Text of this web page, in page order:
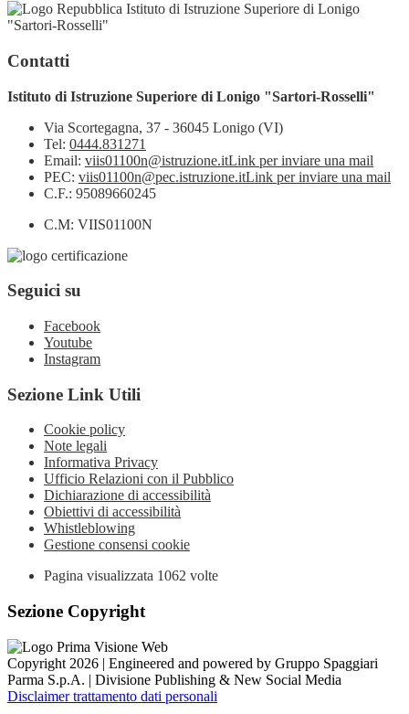
Istituto di Istruzione Superiore di Lonigo
"Sartori-Rosselli"
Contatti
Istituto di Istruzione Superiore di Lonigo "Sartori-Rosselli"
Via Scortegagna, 37 - 36045 Lonigo (VI)
Tel: 0444.831271
Email: viis01100n@istruzione.itLink per inviare una mail
PEC: viis01100n@pec.istruzione.itLink per inviare una mail
C.F.: 95089660245
C.M: VIIS01100N
Seguici su
Facebook
Youtube
Instagram
Sezione Link Utili
Cookie policy
Note legali
Informativa Privacy
Ufficio Relazioni con il Pubblico
Dichiarazione di accessibilità
Obiettivi di accessibilità
Whistleblowing
Gestione consensi cookie
Pagina visualizzata 1062 volte
Sezione Copyright
Copyright 2026 | Engineered and powered by Gruppo Spaggiari
Parma S.p.A. | Divisione Publishing & New Social Media
Disclaimer trattamento dati personali